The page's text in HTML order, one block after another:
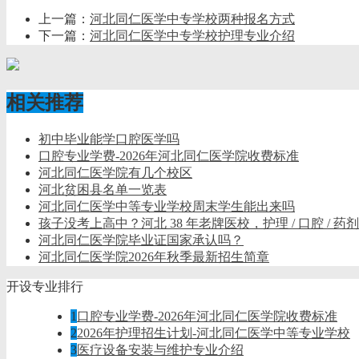
上一篇： 河北同仁医学中专学校两种报名方式
下一篇： 河北同仁医学中专学校护理专业介绍
相关推荐
初中毕业能学口腔医学吗
口腔专业学费-2026年河北同仁医学院收费标准
河北同仁医学院有几个校区
河北贫困县名单一览表
河北同仁医学中等专业学校周末学生能出来吗
孩子没考上高中？河北 38 年老牌医校，护理 / 口腔 / 药
河北同仁医学院毕业证国家承认吗？
河北同仁医学院2026年秋季最新招生简章
开设专业排行
1 口腔专业学费-2026年河北同仁医学院收费标准
22026年护理招生计划-河北同仁医学中等专业学校
3医疗设备安装与维护专业介绍